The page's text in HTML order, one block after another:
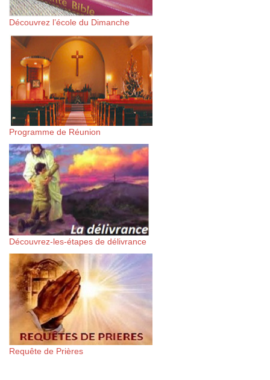
Découvrez l’école du Dimanche
Programme de Réunion
Découvrez-les-étapes de délivrance
Requête de Prières